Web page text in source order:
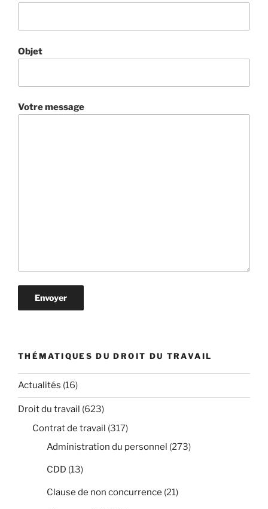
Objet
Votre message
THÉMATIQUES DU DROIT DU TRAVAIL
Actualités (16)
Droit du travail (623)
Contrat de travail (317)
Administration du personnel (273)
CDD (13)
Clause de non concurrence (21)